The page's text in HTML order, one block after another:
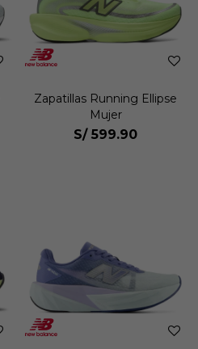
Zapatillas Running Ellipse
Mujer
S/ 599.90